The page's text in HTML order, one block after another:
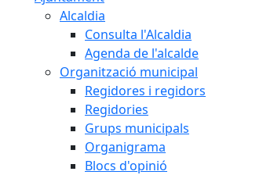
Alcaldia
Consulta l'Alcaldia
Agenda de l'alcalde
Organització municipal
Regidores i regidors
Regidories
Grups municipals
Organigrama
Blocs d'opinió